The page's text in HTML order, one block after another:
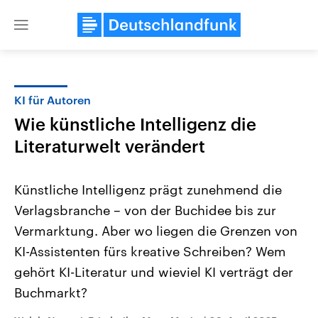
Close
Landtagswahl Sachsen-Anhalt
2026
Alle Informationen
Sachsen-Anhalt wählt am 6.
September 2026 einen neuen
Bundesland von einer Koalition aus
USA
Aktuelle Beiträge,
Hintergründe
Wirtschaftlich und
mit großem Einfluss auf
KI für Autoren
Wie künstliche Intelligenz die
Literaturwelt verändert
Künstliche Intelligenz prägt zunehmend die
Verlagsbranche – von der Buchidee bis zur
Vermarktung. Aber wo liegen die Grenzen von
KI-Assistenten fürs kreative Schreiben? Wem
gehört KI-Literatur und wieviel KI verträgt der
Buchmarkt?